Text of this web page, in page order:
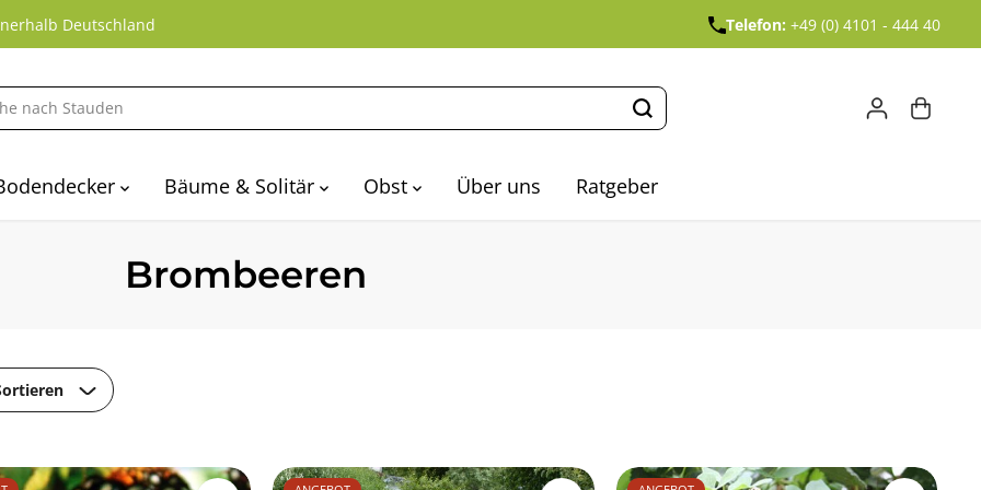
Deutschland Telefon: +49 (0) 4101 - 444 40
Bäume & Solitär Obst Über uns Ratgeber
Brombeeren